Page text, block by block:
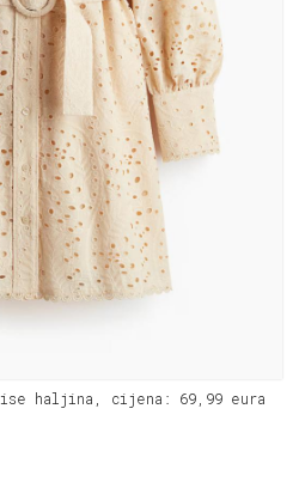
haljina, cijena: 69,99 eura